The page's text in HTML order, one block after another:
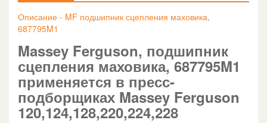
Описание - MF подшипник сцепления маховика,
687795M1
Massey Ferguson, подшипник
сцепления маховика, 687795M1
применяется в пресс-
подборщиках Massey Ferguson
120,124,128,220,224,228